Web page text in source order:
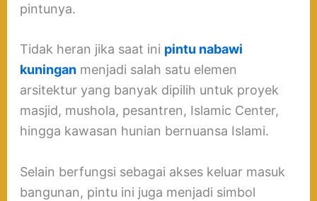
pintunya.
Tidak heran jika saat ini pintu nabawi
kuninganmenjadi salah satu elemen
arsitektur yang banyak dipilih untuk proyek
masjid, mushola, pesantren, Islamic Center,
hingga kawasan hunian bernuansa Islami.
Selain berfungsi sebagai akses keluar masuk
bangunan, pintu ini juga menjadi simbol